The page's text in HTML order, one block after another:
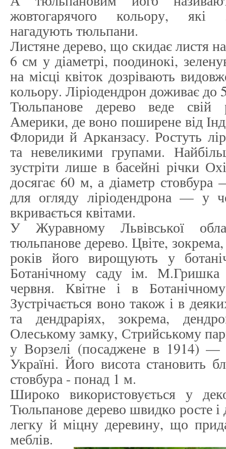
жовтогарячого кольору, які
нагадують тюльпани.
Листяне дерево, що скидає листя
6 см у діаметрі, поодинокі,
на місці квіток дозрівають
кольору. Ліріодендрон доживає до
Тюльпанове дерево веде свій
Америки, де воно поширене від
Флориди й Арканзасу. Ростуть
та невеликими групами.
зустріти лише в басейні річки
досягає 60 м, а діаметр
для огляду ліріодендрона — у
вкривається квітами.
У Журавному Львівської
тюльпанове дерево. Цвіте,
років його вирощують у
Ботанічному саду ім. М.Гришка
червня. Квітне і в
Зустрічається воно також і в
та дендраріях, зокрема,
Олеському замку, Стрийському
у Ворзелі (посаджене в 1914) —
Україні. Його висота становить
стовбура - понад 1 м.
Широко використовується у
Тюльпанове дерево швидко росте і
легку й міцну деревину, що
меблів.